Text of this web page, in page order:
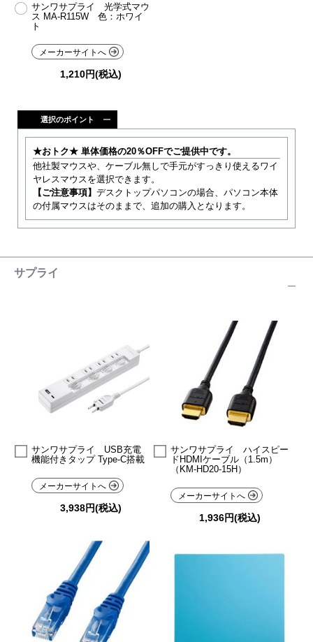
サンワサプライ 光学式マウ
ス MA-R115W 色：ホワイ
ト
メーカーサイトへ
1,210円(税込)
選択のポイント
★おトク★ 単体価格の20％OFFでご提供中です。
他社製マウスや、ケーブル無しで手元がすっきり使えるワイ
ヤレスマウスを選択できます。
【ご注意事項】 デスクトップパソコンの場合、パソコン本体
の付属マウスはそのままで、追加の購入となります。
サプライ
サンワサプライ USB充電
機能付きタップ Type-C搭載
メーカーサイトへ
3,938円(税込)
サンワサプライ ハイスピー
ドHDMIケーブル（1.5m）
（KM-HD20-15H）
メーカーサイトへ
1,936円(税込)